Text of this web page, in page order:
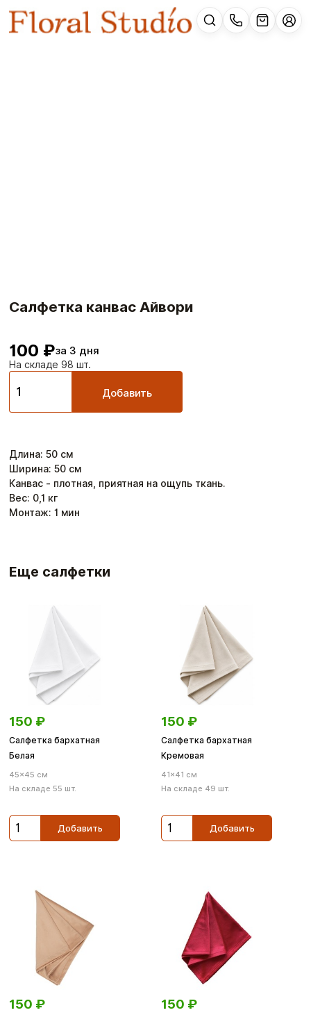
Салфетка канвас Айвори
100 ₽за 3 дня
На складе 98 шт.
Добавить
Длина: 50 см
Ширина: 50 см
Канвас - плотная, приятная на ощупь ткань.
Вес: 0,1 кг
Монтаж: 1 мин
Еще салфетки
150 ₽
Салфетка бархатная
Белая
45×45 см
На складе 55 шт.
Добавить
150 ₽
Салфетка бархатная
Кремовая
41×41 см
На складе 49 шт.
Добавить
150 ₽ 150 ₽